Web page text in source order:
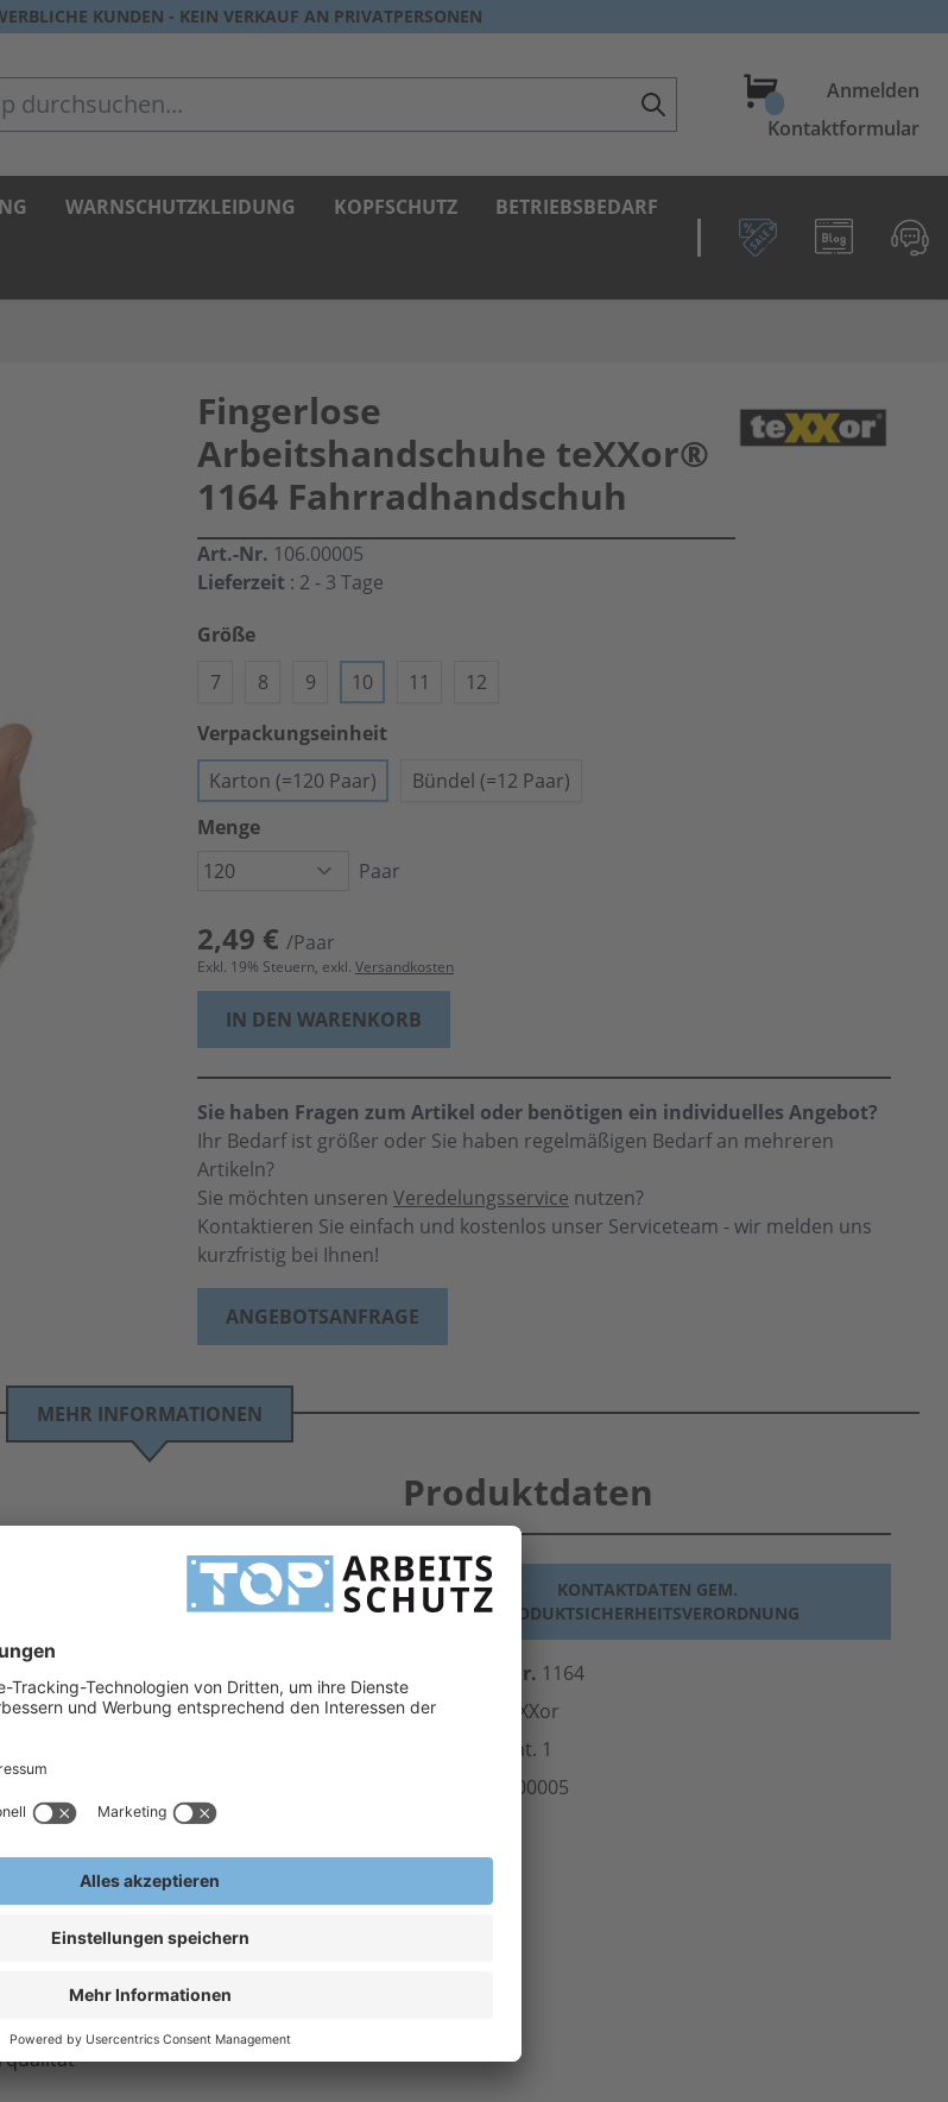
KUNDEN - KEIN VERKAUF AN PRIVATPERSONEN
WarenkorbAnmelden
Kontaktformular
WARNSCHUTZKLEIDUNG KOPFSCHUTZ BETRIEBSBEDARF
Fingerlose
Arbeitshandschuhe teXXor®
1164 Fahrradhandschuh
Art.-Nr. 106.00005
Lieferzeit : 2 - 3 Tage
Größe
7
8 9 10 11
12
Verpackungseinheit
Karton (=120 Paar)
Bündel (=12 Paar)
Menge
Paar
2,49 € /Paar
Exkl. 19% Steuern, exkl. Versandkosten
IN DEN WARENKORB
Sie haben Fragen zum Artikel oder benötigen ein individuelles Angebot?
Ihr Bedarf ist größer oder Sie haben regelmäßigen Bedarf an mehreren
Artikeln?
Sie möchten unseren Veredelungsservice nutzen?
Kontaktieren Sie einfach und kostenlos unser Serviceteam - wir melden uns
kurzfristig bei Ihnen!
ANGEBOTSANFRAGE
MEHR INFORMATIONEN
das Fingerspitzengefühl für die Arbeit benötigt. Arbeitshandschuhe
Arbeitshandschuhe ohne Fingerkuppen werden häufig in der
Preis-Leistungs-Verhältnis, fragen Sie gern Ihren individuellen
Oberteil
Produktdaten
KONTAKTDATEN GEM.
PRODUKTSICHERHEITSVERORDNUNG
Herst.-Art.-Nr. 1164
Hersteller
teXXor
PSA-Kat. 1
106.00005